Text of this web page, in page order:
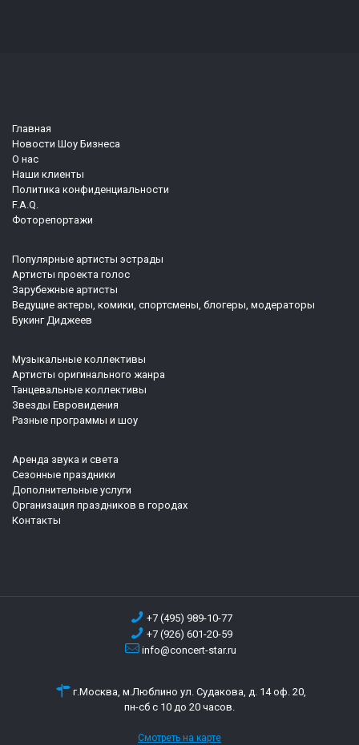
Главная
Новости Шоу Бизнеса
О нас
Наши клиенты
Политика конфиденциальности
F.A.Q.
Фоторепортажи
Популярные артисты эстрады
Артисты проекта голос
Зарубежные артисты
Ведущие актеры, комики, спортсмены, блогеры, модераторы
Букинг Диджеев
Музыкальные коллективы
Артисты оригинального жанра
Танцевальные коллективы
Звезды Евровидения
Разные программы и шоу
Аренда звука и света
Сезонные праздники
Дополнительные услуги
Организация праздников в городах
Контакты
+7 (495) 989-10-77
+7 (926) 601-20-59
info@concert-star.ru
г.Москва, м.Люблино ул. Судакова, д. 14 оф. 20,
пн-сб с 10 до 20 часов.
Смотреть на карте